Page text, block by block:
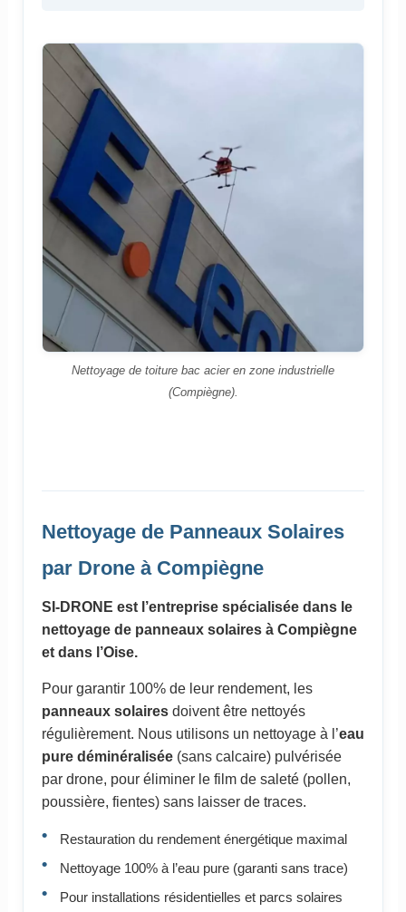
Nettoyage de toiture bac acier en zone industrielle
(Compiègne).
Nettoyage de Panneaux Solaires
par Drone à Compiègne
SI-DRONE est l’entreprise spécialisée dans le
nettoyage de panneaux solaires à Compiègne
et dans l’Oise.
Pour garantir 100% de leur rendement, les
panneaux solairesdoivent être nettoyés
régulièrement. Nous utilisons un nettoyage à l’eau
pure déminéralisée(sans calcaire) pulvérisée
par drone, pour éliminer le film de saleté (pollen,
poussière, fientes) sans laisser de traces.
Restauration du rendement énergétique maximal
Nettoyage 100% à l’eau pure (garanti sans trace)
Pour installations résidentielles et parcs solaires